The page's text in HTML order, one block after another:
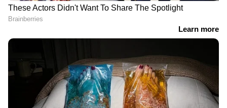
വിദ്യാര്‍ഥി, അശ്വിൻ കുമാര്‍, ഉദയ് മഹേഷ്,
ജോര്‍ജ് വിജയ്, അഴകൻ പെരുമാള്‍, കുമാര്‍
നടരാജൻ, വിനോദ് കിഷൻ, സുജാത ബാബു,
രാഹുല്‍ ബോസ്, സഞ്‍ജന തിവാരി എന്നിവരും
മറ്റ് നിര്‍ണായക വേഷങ്ങളില്‍ എത്തിയപ്പോള്‍
ഛായാഗ്രാഹണം ഹരി കെ വേദാന്ദാണ്
നിര്‍വഹിച്ചത്. സഞ്‍ജിത് ഹെഗ്‍ഡെയും ഖരേസ്‍മ